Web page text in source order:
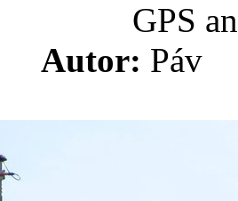
GPS
Autor: